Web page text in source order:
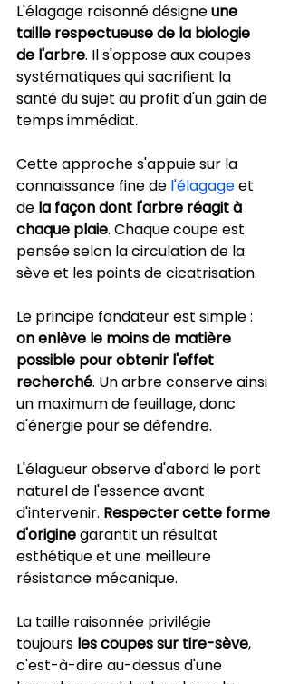
L'élagage raisonné désigne une
taille respectueuse de la biologie
de l'arbre. Il s'oppose aux coupes
systématiques qui sacrifient la
santé du sujet au profit d'un gain de
temps immédiat.
Cette approche s'appuie sur la
connaissance fine de l'élagage et
de la façon dont l'arbre réagit à
chaque plaie. Chaque coupe est
pensée selon la circulation de la
sève et les points de cicatrisation.
Le principe fondateur est simple :
on enlève le moins de matière
possible pour obtenir l'effet
recherché. Un arbre conserve ainsi
un maximum de feuillage, donc
d'énergie pour se défendre.
L'élagueur observe d'abord le port
naturel de l'essence avant
d'intervenir. Respecter cette forme
d'origine garantit un résultat
esthétique et une meilleure
résistance mécanique.
La taille raisonnée privilégie
toujours les coupes sur tire-sève,
c'est-à-dire au-dessus d'une